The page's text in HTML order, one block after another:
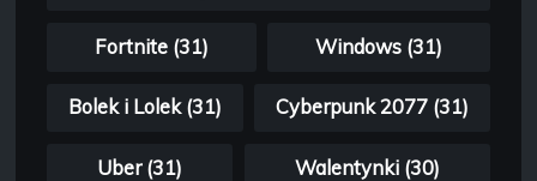
Fortnite (31) Windows (31)
Bolek i Lolek (31) Cyberpunk 2077 (31)
Uber (31) Walentynki (30)